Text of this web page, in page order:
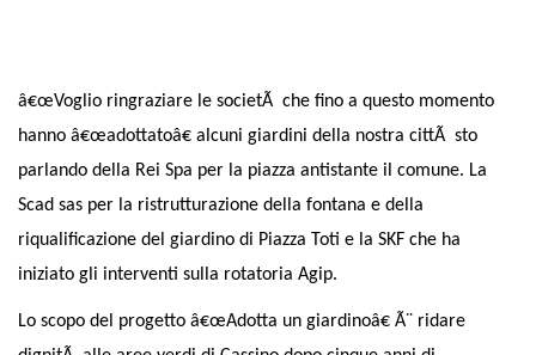
â€œVoglio ringraziare le societÃ che fino a questo momento
hanno â€œadottatoâ€ alcuni giardini della nostra cittÃ sto
parlando della Rei Spa per la piazza antistante il comune. La
Scad sas per la ristrutturazione della fontana e della
riqualificazione del giardino di Piazza Toti e la SKF che ha
iniziato gli interventi sulla rotatoria Agip.
Lo scopo del progetto â€œAdotta un giardinoâ€ Ã¨ ridare